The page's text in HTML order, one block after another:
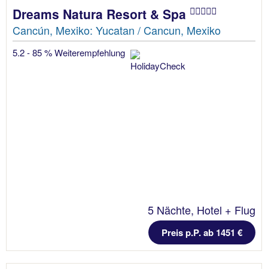
Dreams Natura Resort & Spa
Cancún, Mexiko: Yucatan / Cancun, Mexiko
5.2 - 85 % Weiterempfehlung
5 Nächte, Hotel + Flug
Preis p.P. ab 1451 €